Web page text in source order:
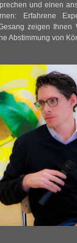
und einen
Erfahrene
zeigen Ihnen
Abstimmung von